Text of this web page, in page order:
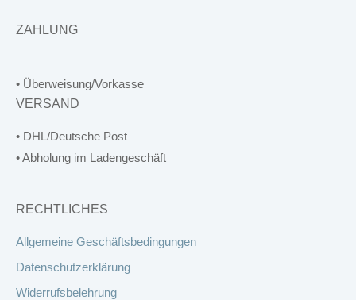
ZAHLUNG
• Überweisung/Vorkasse
VERSAND
• DHL/Deutsche Post
• Abholung im Ladengeschäft
RECHTLICHES
Allgemeine Geschäftsbedingungen
Datenschutzerklärung
Widerrufsbelehrung